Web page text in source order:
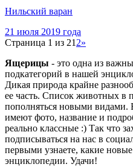
Нильский варан
21 июля 2019 года
Страница 1 из 21 2»
Ящерицы - это одна из
подкатегорий в нашей
Дикая природа крайне
ее часть. Список животных в
пополняться новыми видами.
имеют фото, название и
реально классные :) Так что
подписываться на нас в
первыми узнаете, какие
энциклопедии. Удачи!